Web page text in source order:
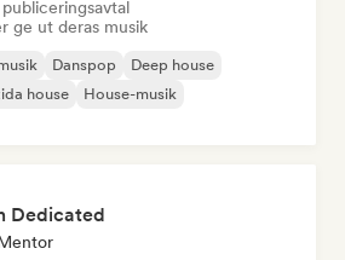
ge ut deras musik
Danspop
Deep house
house
House-musik
Dedicated